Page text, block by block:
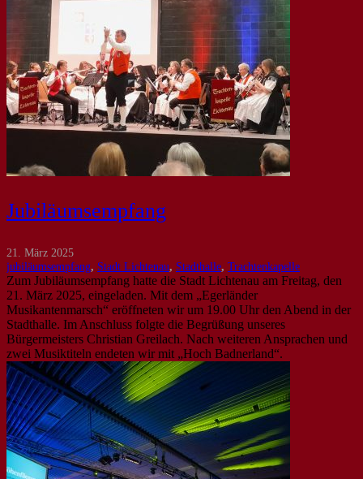
Jubiläumsempfang
21. März 2025
jubiläumsempfang, Stadt Lichtenau, Stadthalle, Trachtenkapelle
Zum Jubiläumsempfang hatte die Stadt Lichtenau am Freitag, den
21. März 2025, eingeladen. Mit dem „Egerländer
Musikantenmarsch“ eröffneten wir um 19.00 Uhr den Abend in der
Stadthalle. Im Anschluss folgte die Begrüßung unseres
Bürgermeisters Christian Greilach. Nach weiteren Ansprachen und
zwei Musiktiteln endeten wir mit „Hoch Badnerland“.